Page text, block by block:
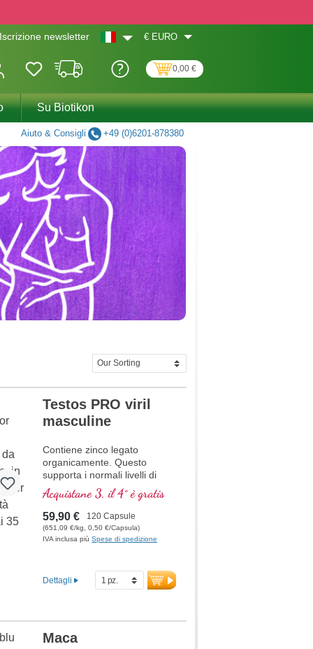
Iscrizione newsletter € EURO
0,00 €
Su Biotikon
Aiuto & Consigli +49 (0)6201-878380
Testos PRO viril
masculine
Contiene zinco legato
organicamente. Questo
supporta i normali livelli di
testosterone nel sangue, la
fertilità, la sintesi proteica, le
ossa, il metabolismo dei
carboidrati, il metabolismo
degli acidi grassi, le funzioni
Acquistane 3, il 4° è gratis
59,90 € 120 Capsule
(651,09 €/kg, 0,50 €/Capsula)
IVA inclusa piùSpese di spedizione
Dettagli
Maca